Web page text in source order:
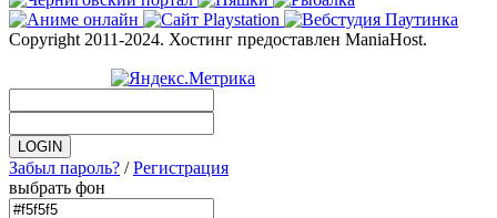
Copyright 2011-2024. Хостинг предоставлен ManiaHost.
Забыл пароль? /Регистрация
выбрать фон